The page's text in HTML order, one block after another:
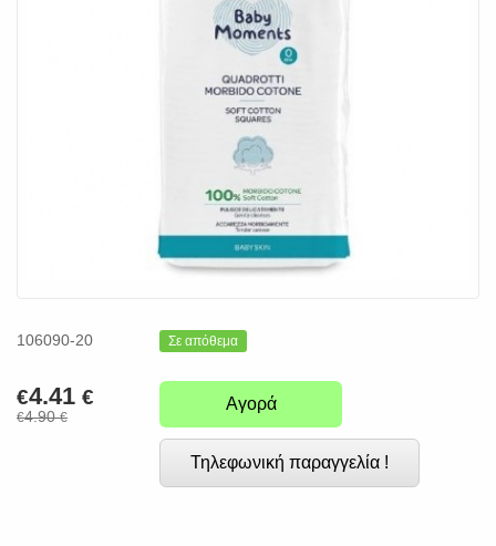
106090-20 Σε απόθεμα
€4.41 €
€4.90€
Αγορά
Τηλεφωνική παραγγελία !